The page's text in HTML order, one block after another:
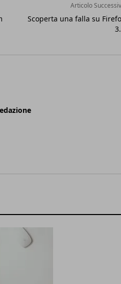
Articolo
Scoperta una falla su